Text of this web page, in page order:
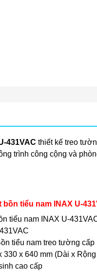
431VAC thiết kế treo
trình công cộng và
tiểu nam INAX U-
tiểu nam INAX U-
tiểu nam treo tường
330 x 640 mm (Dài x
cao cấp